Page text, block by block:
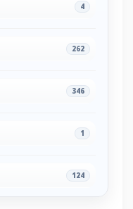
4
262
346
1
124